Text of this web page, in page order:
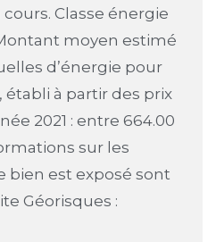
Classe énergie
moyen estimé
d’énergie pour
à partir des prix
2021 : entre 664.00
sur les
bien est exposé sont
Géorisques :